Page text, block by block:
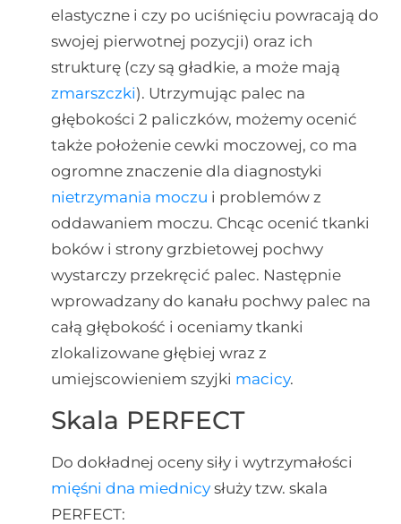
elastyczne i czy po uciśnięciu powracają do
swojej pierwotnej pozycji) oraz ich
strukturę (czy są gładkie, a może mają
zmarszczki). Utrzymując palec na
głębokości 2 paliczków, możemy ocenić
także położenie cewki moczowej, co ma
ogromne znaczenie dla diagnostyki
nietrzymania moczu i problemów z
oddawaniem moczu. Chcąc ocenić tkanki
boków i strony grzbietowej pochwy
wystarczy przekręcić palec. Następnie
wprowadzany do kanału pochwy palec na
całą głębokość i oceniamy tkanki
zlokalizowane głębiej wraz z
umiejscowieniem szyjki macicy.
Skala PERFECT
Do dokładnej oceny siły i wytrzymałości
mięśni dna miednicysłuży tzw. skala
PERFECT: